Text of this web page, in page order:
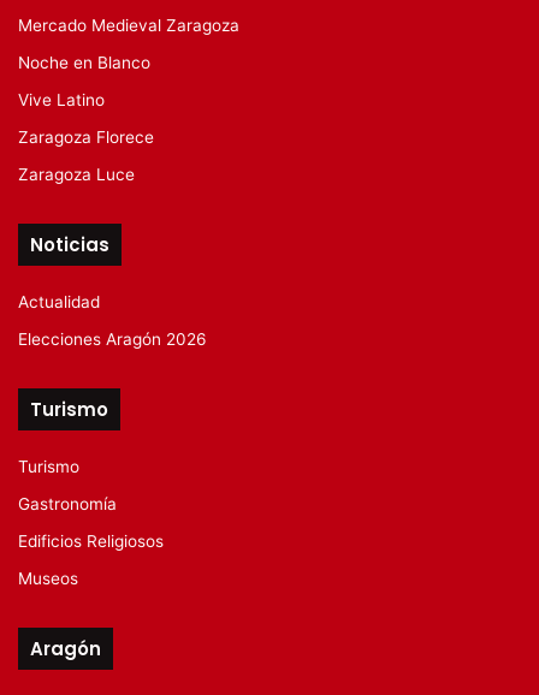
Mercado Medieval Zaragoza
Noche en Blanco
Vive Latino
Zaragoza Florece
Zaragoza Luce
Noticias
Actualidad
Elecciones Aragón 2026
Turismo
Turismo
Gastronomía
Edificios Religiosos
Museos
Aragón